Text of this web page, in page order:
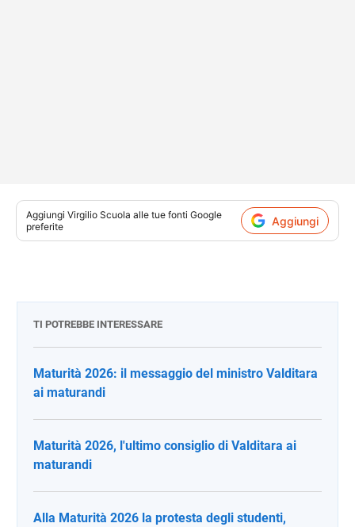
Aggiungi Virgilio Scuola alle tue fonti Google
preferite
Aggiungi
TI POTREBBE INTERESSARE
Maturità 2026: il messaggio del ministro Valditara
ai maturandi
Maturità 2026, l'ultimo consiglio di Valditara ai
maturandi
Alla Maturità 2026 la protesta degli studenti,